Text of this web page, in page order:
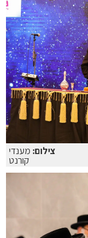
צילום: מענדי
קורנט